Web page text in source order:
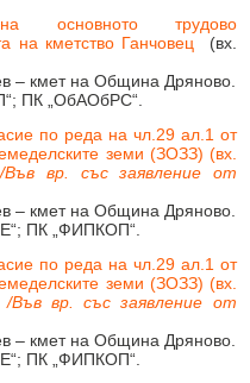
основното трудово
на кметство Ганчовец (вх.
– кмет на Община Дряново.
ПК „ОбАОбРС“.
по реда на чл.29 ал.1 от
земи (ЗОЗЗ) (вх.
/Във вр. със заявление от
– кмет на Община Дряново.
ПК „ФИПКОП“.
по реда на чл.29 ал.1 от
земи (ЗОЗЗ) (вх.
/Във вр. със заявление от
– кмет на Община Дряново.
ПК „ФИПКОП“.